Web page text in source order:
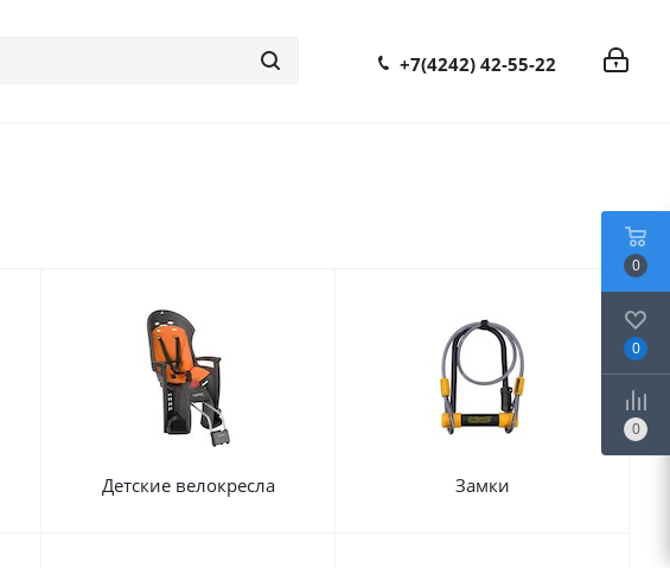
+7(4242) 42-55-22
Детские велокресла Замки
0
0
0